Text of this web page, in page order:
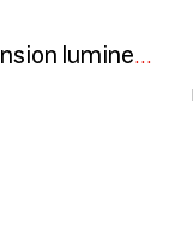
DOUBLE DOUILLE _ Suspension lumineuse